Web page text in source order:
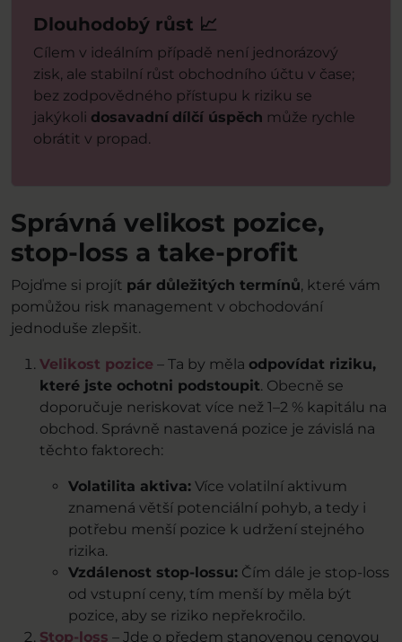
Dlouhodobý růst 📈
Cílem v ideálním případě není jednorázový
zisk, ale stabilní růst obchodního účtu v čase;
bez zodpovědného přístupu k riziku se
jakýkoli dosavadní dílčí úspěch může rychle
obrátit v propad.
Správná velikost pozice,
stop-loss a take-profit
Pojďme si projít pár důležitých termínů, které vám
pomůžou risk management v obchodování
jednoduše zlepšit.
Velikost pozice – Ta by měla odpovídat riziku,
které jste ochotni podstoupit. Obecně se
doporučuje neriskovat více než 1–2 % kapitálu na
obchod. Správně nastavená pozice je závislá na
těchto faktorech:
Volatilita aktiva: Více volatilní aktivum
znamená větší potenciální pohyb, a tedy i
potřebu menší pozice k udržení stejného
rizika.
Vzdálenost stop-lossu: Čím dále je stop-loss
od vstupní ceny, tím menší by měla být
pozice, aby se riziko nepřekročilo.
Stop-loss – Jde o předem stanovenou cenovou